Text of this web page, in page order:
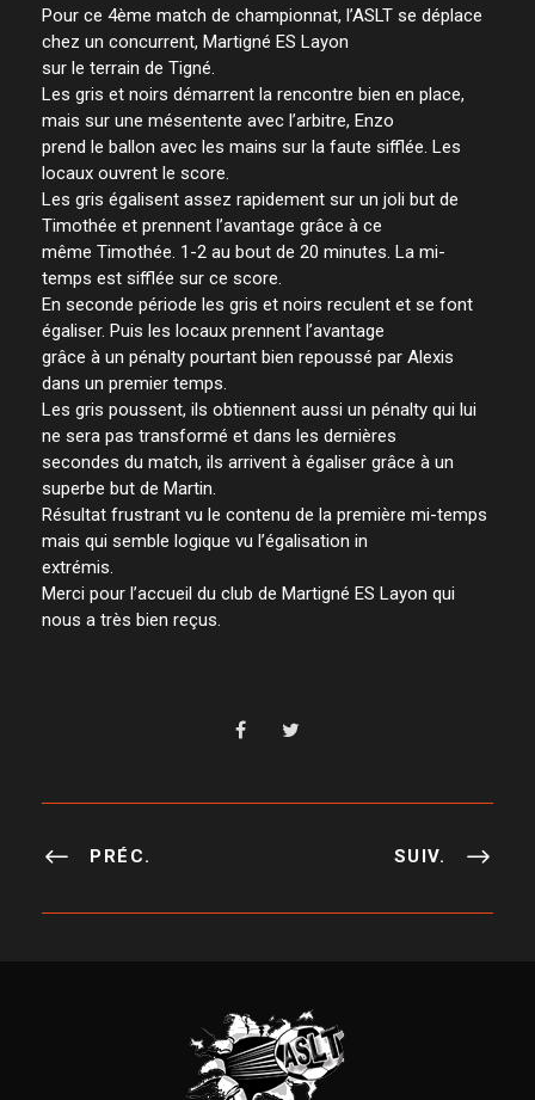
Pour ce 4ème match de championnat, l’ASLT se déplace
chez un concurrent, Martigné ES Layon
sur le terrain de Tigné.
Les gris et noirs démarrent la rencontre bien en place,
mais sur une mésentente avec l’arbitre, Enzo
prend le ballon avec les mains sur la faute sifflée. Les
locaux ouvrent le score.
Les gris égalisent assez rapidement sur un joli but de
Timothée et prennent l’avantage grâce à ce
même Timothée. 1-2 au bout de 20 minutes. La mi-
temps est sifflée sur ce score.
En seconde période les gris et noirs reculent et se font
égaliser. Puis les locaux prennent l’avantage
grâce à un pénalty pourtant bien repoussé par Alexis
dans un premier temps.
Les gris poussent, ils obtiennent aussi un pénalty qui lui
ne sera pas transformé et dans les dernières
secondes du match, ils arrivent à égaliser grâce à un
superbe but de Martin.
Résultat frustrant vu le contenu de la première mi-temps
mais qui semble logique vu l’égalisation in
extrémis.
Merci pour l’accueil du club de Martigné ES Layon qui
nous a très bien reçus.
PRÉC. SUIV.